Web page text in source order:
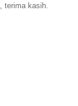
terima kasih.